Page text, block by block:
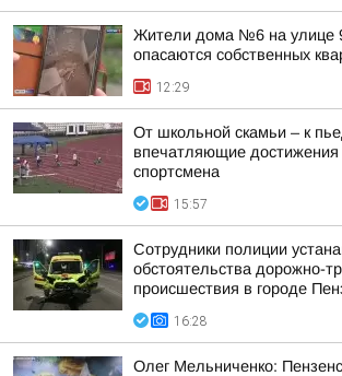
Жители дома №6 на улице
опасаются собственных
12:29
От школьной скамьи – к
впечатляющие достижения
спортсмена
15:57
Сотрудники полиции
обстоятельства дорожно-
происшествия в городе
16:28
Олег Мельниченко: